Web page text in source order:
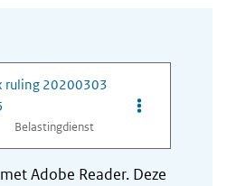
ruling 20200303
Belastingdienst
Opties van
Adobe Reader. Deze